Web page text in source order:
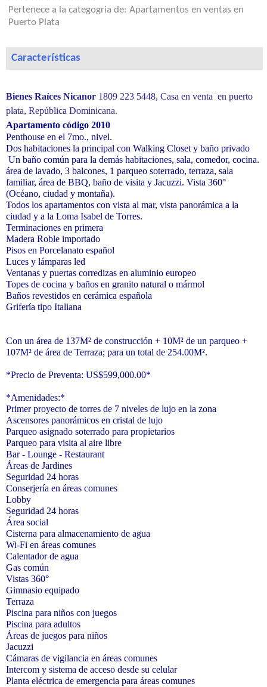
Pertenece a la categogria de:Apartamentos en ventas en
Puerto Plata
Características
Bienes Raíces Nicanor 1809 223 5448,Casa en venta en puerto
plata, República Dominicana.
Apartamento código 2010
Penthouse en el 7mo., nivel.
Dos habitaciones la principal con Walking Closet y baño privado
Un baño común para la demás habitaciones, sala, comedor, cocina.
área de lavado, 3 balcones, 1 parqueo soterrado, terraza, sala
familiar, área de BBQ, baño de visita y Jacuzzi. Vista 360°
(Océano, ciudad y montaña).
Todos los apartamentos con vista al mar, vista panorámica a la
ciudad y a la Loma Isabel de Torres.
Terminaciones en primera
Madera Roble importado
Pisos en Porcelanato español
Luces y lámparas led
Ventanas y puertas corredizas en aluminio europeo
Topes de cocina y baños en granito natural o mármol
Baños revestidos en cerámica española
Grifería tipo Italiana
Con un área de 137M² de construcción + 10M² de un parqueo +
107M² de área de Terraza; para un total de 254.00M².
*Precio de Preventa: US$599,000.00*
*Amenidades:*
Primer proyecto de torres de 7 niveles de lujo en la zona
Ascensores panorámicos en cristal de lujo
Parqueo asignado soterrado para propietarios
Parqueo para visita al aire libre
Bar - Lounge - Restaurant
Áreas de Jardines
Seguridad 24 horas
Conserjería en áreas comunes
Lobby
Seguridad 24 horas
Área social
Cisterna para almacenamiento de agua
Wi-Fi en áreas comunes
Calentador de agua
Gas común
Vistas 360°
Gimnasio equipado
Terraza
Piscina para niños con juegos
Piscina para adultos
Áreas de juegos para niños
Jacuzzi
Cámaras de vigilancia en áreas comunes
Intercom y sistema de acceso desde su celular
Planta eléctrica de emergencia para áreas comunes